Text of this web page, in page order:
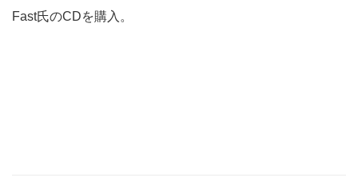
Fast氏のCDを購入。